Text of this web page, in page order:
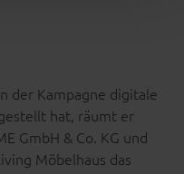
der Kampagne digitale
hat, räumt er
GmbH & Co. KG und
Möbelhaus das